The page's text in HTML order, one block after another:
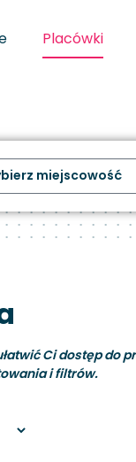
Placówki
Ci dostęp do
i filtrów.